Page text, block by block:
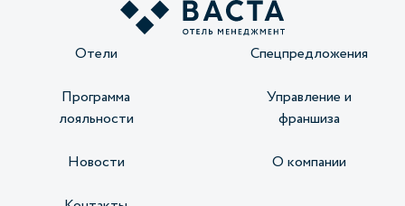
Отели Спецпредложения
Программа
лояльности
Управление и
франшиза
Новости О компании